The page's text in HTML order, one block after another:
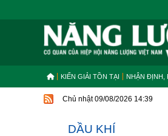
KIẾN GIẢI TỒN TẠI NHẬN ĐỊNH,
Chủ nhật 09/08/2026 14:39
DẦU KHÍ